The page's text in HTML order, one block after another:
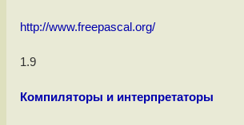
http://www.freepascal.org/
1.9
Компиляторы и интерпретаторы